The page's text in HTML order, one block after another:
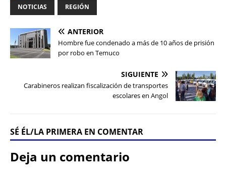
NOTICIAS REGIÓN
ANTERIOR
Hombre fue condenado a más de 10 años de prisión
por robo en Temuco
SIGUIENTE
Carabineros realizan fiscalización de transportes
escolares en Angol
SÉ ÉL/LA PRIMERA EN COMENTAR
Deja un comentario